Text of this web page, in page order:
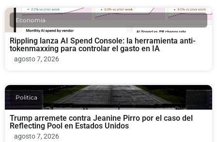
Economia
Rippling lanza AI Spend Console: la herramienta anti-
tokenmaxxing para controlar el gasto en IA
agosto 7, 2026
Politica
Trump arremete contra Jeanine Pirro por el caso del
Reflecting Pool en Estados Unidos
agosto 7, 2026